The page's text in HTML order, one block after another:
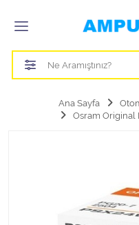
Tüm
Led Aydınlatma Ampulü
Otomobil Halojen Far
Otomobil Led Far Ampulü
Otomobil Halojen Park
Ana Sayfa
Osram